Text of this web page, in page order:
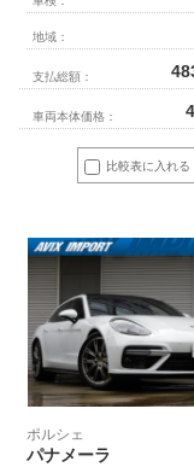
比較表に入れる
地域：
支払総額：
車両本体価格：
ポルシェ
パナメーラ